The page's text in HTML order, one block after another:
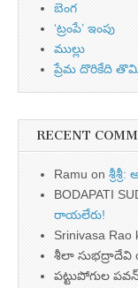
బెంగ
‘ట్రంపే’ ఇంపు
ముల్లు
ప్రేమ దొరికేది
RECENT
Ramu on
BODAPATI
రాయలేరు!
Srinivasa Rao
శీలా సుభద్రాదేవి
పట్టుపోగుల